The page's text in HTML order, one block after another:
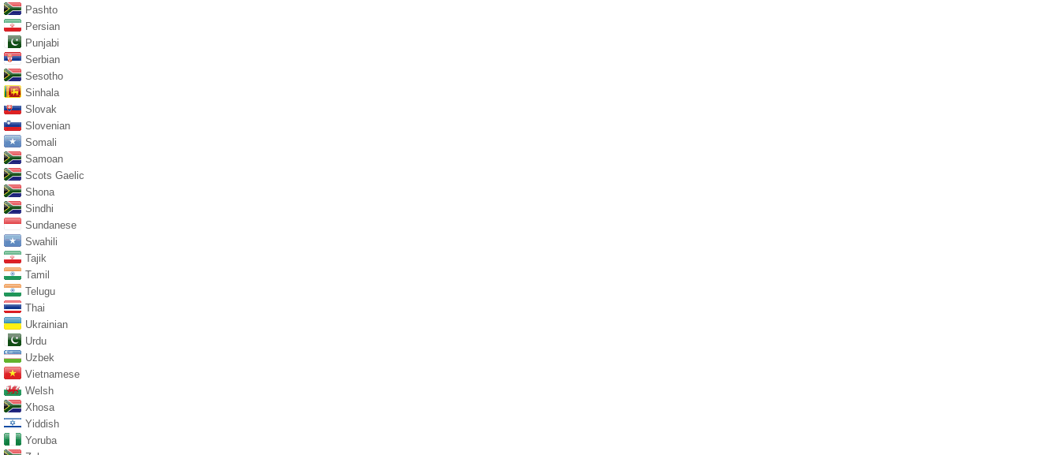
Pashto
Persian
Punjabi
Serbian
Sesotho
Sinhala
Slovak
Slovenian
Somali
Samoan
Scots Gaelic
Shona
Sindhi
Sundanese
Swahili
Tajik
Tamil
Telugu
Thai
Ukrainian
Urdu
Uzbek
Vietnamese
Welsh
Xhosa
Yiddish
Yoruba